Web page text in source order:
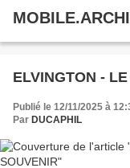
ELVINGTON -
Publié le 12/11/2025 à
Par DUCAPHIL